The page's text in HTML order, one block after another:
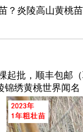
？炎陵高山黄桃
起批，顺丰包邮
锦绣黄桃世界闻名